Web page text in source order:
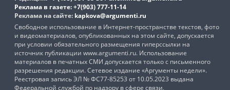
Реклама в газете:+7(903) 777-11-14
Реклама на сайте: kapkova@argumenti.ru
Свободное использование в Интернет-пространстве текстов, фото
и видеоматериалов, опубликованных на этом сайте, допускается
при условии обязательного размещения гиперссылки на
источник публикации www.argumenti.ru. Использование
материалов в печатных СМИ допускается только с письменного
разрешения редакции. Сетевое издание «Аргументы недели».
Реестровая запись ЭЛ № ФС77-85253 от 10.05.2023 выдана
Федеральной службой по надзору в сфере связи,